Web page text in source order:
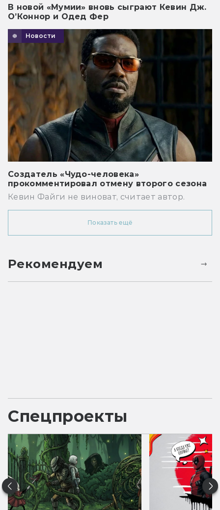
В новой «Мумии» вновь сыграют Кевин Дж.
О’Коннор и Одед Фер
Новости
Создатель «Чудо-человека»
прокомментировал отмену второго сезона
Кевин Файги не виноват, считает автор.
Показать ещё
Рекомендуем
Спецпроекты